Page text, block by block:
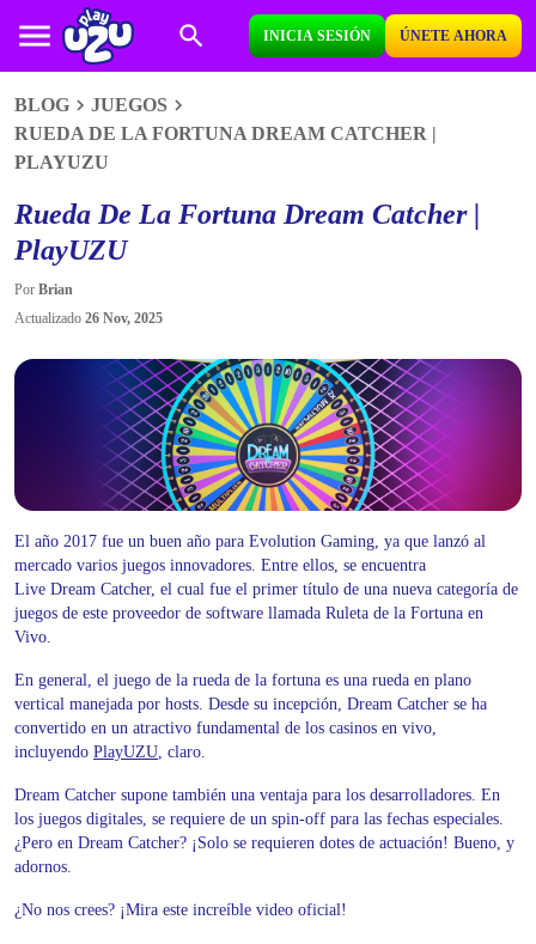
INICIA SESIÓN ÚNETE AHORA
BLOG
JUEGOS
RUEDA DE LA FORTUNA DREAM CATCHER |
PLAYUZU
Rueda De La Fortuna Dream Catcher |
PlayUZU
Por Brian
Actualizado 26 Nov, 2025
El año 2017 fue un buen año para Evolution Gaming, ya que lanzó al
mercado varios juegos innovadores. Entre ellos, se encuentra
Live Dream Catcher, el cual fue el primer título de una nueva categoría de
juegos de este proveedor de software llamada Ruleta de la Fortuna en
Vivo.
En general, el juego de la rueda de la fortuna es una rueda en plano
vertical manejada por hosts. Desde su incepción, Dream Catcher se ha
convertido en un atractivo fundamental de los casinos en vivo,
incluyendo PlayUZU, claro.
Dream Catcher supone también una ventaja para los desarrolladores. En
los juegos digitales, se requiere de un spin-off para las fechas especiales.
¿Pero en Dream Catcher? ¡Solo se requieren dotes de actuación! Bueno, y
adornos.
¿No nos crees? ¡Mira este increíble video oficial!